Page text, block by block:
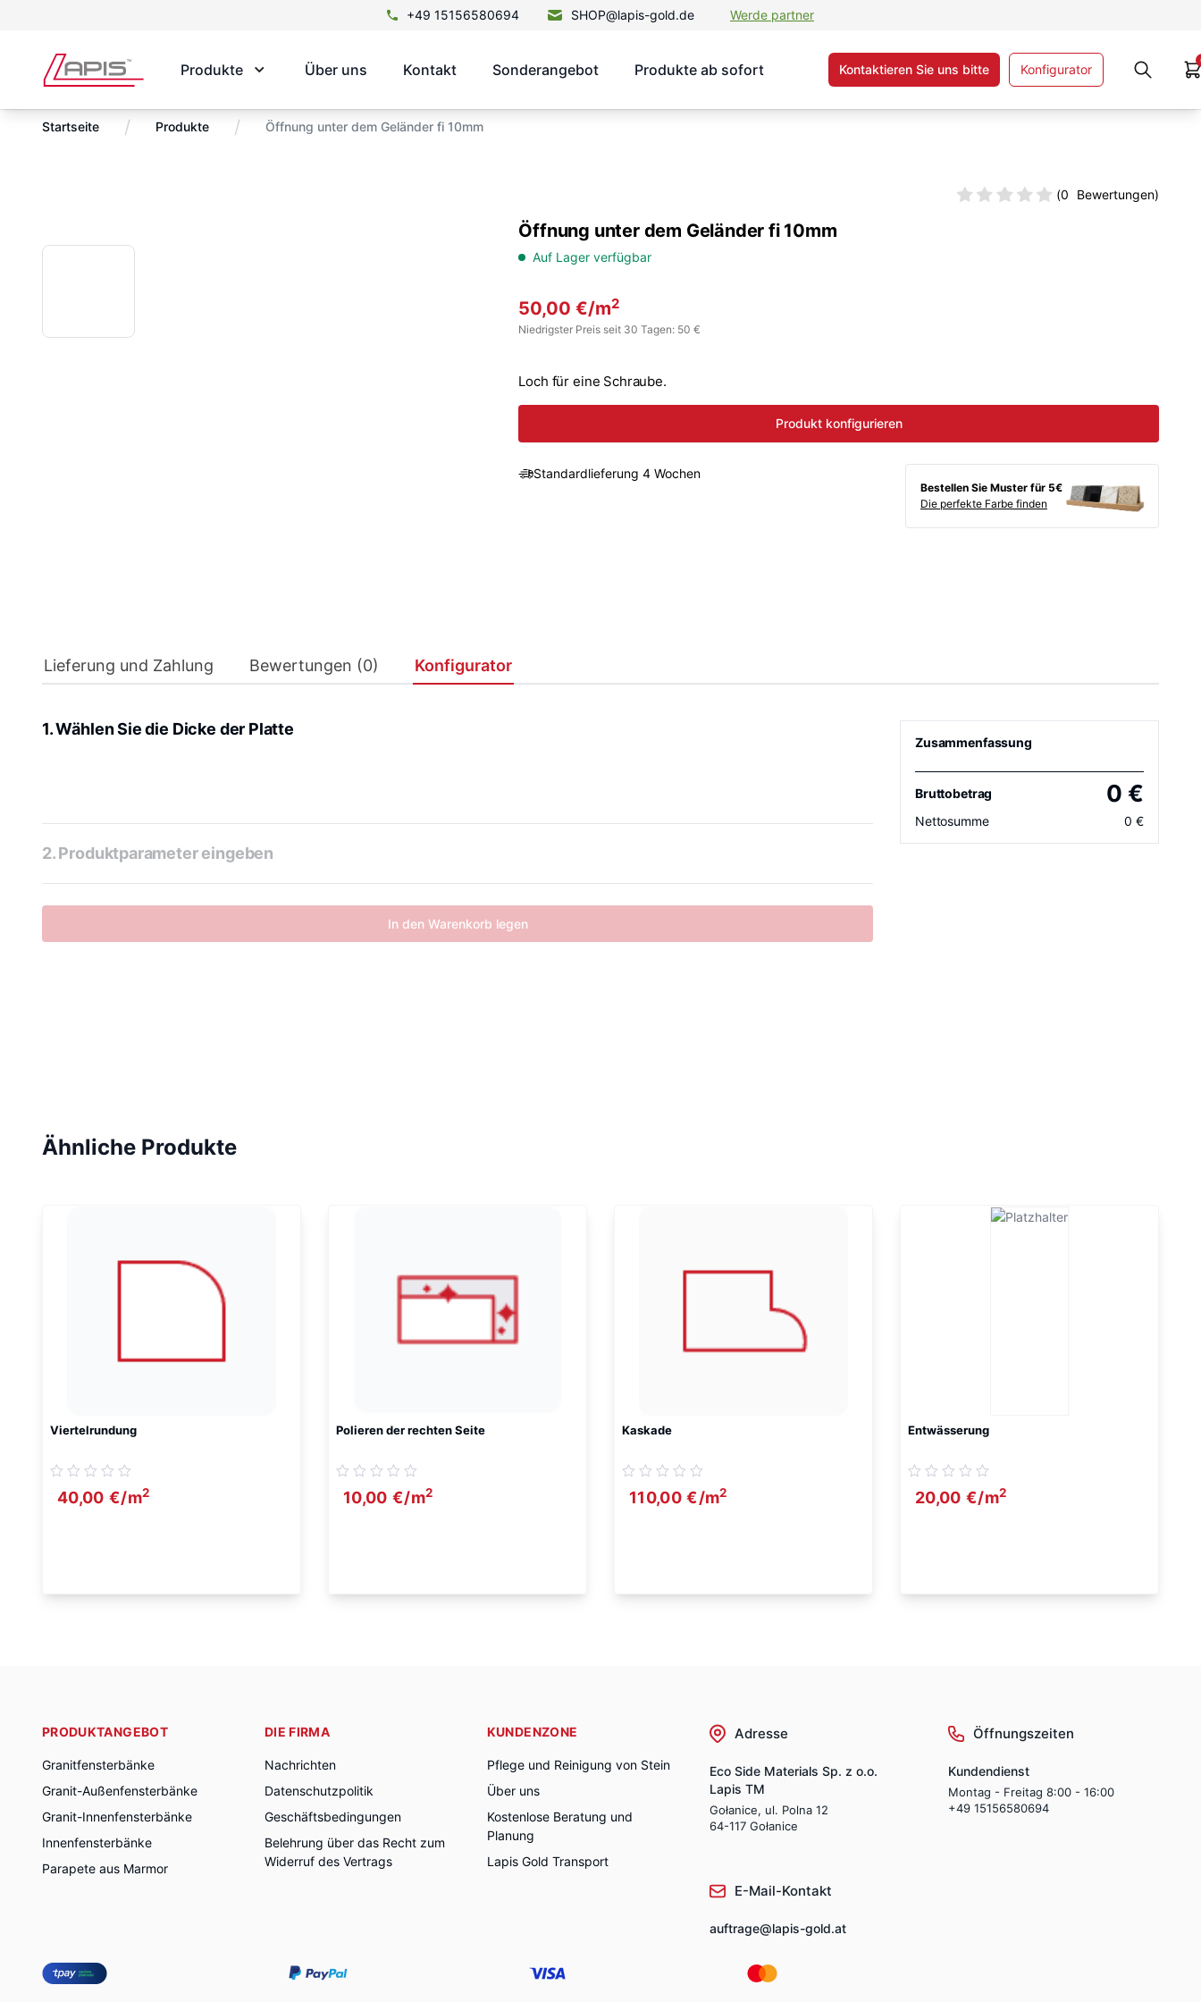
+49 15156580694 SHOP@lapis-gold.de Werde partner
Produkte Über uns Kontakt Sonderangebot Produkte ab sofort Kontaktieren Sie uns bitte Konfigurator
Startseite / Produkte / Öffnung unter dem Geländer fi 10mm
(0 Bewertungen)
Öffnung unter dem Geländer fi 10mm
Auf Lager verfügbar
50,00€/m2
Niedrigster Preis seit 30 Tagen: 50 €
Loch für eine Schraube.
Produkt konfigurieren
Standardlieferung 4 Wochen
Bestellen Sie Muster für 5€
Die perfekte Farbe finden
Lieferung und Zahlung Bewertungen (0) Konfigurator
1. Wählen Sie die Dicke der Platte
2. Produktparameter eingeben
In den Warenkorb legen
Zusammenfassung
Bruttobetrag 0 €
Nettosumme 0 €
Ähnliche Produkte
Viertelrundung
40,00 €/m2
Polieren der rechten Seite
10,00 €/m2
Kaskade
110,00 €/m2
Entwässerung
20,00 €/m2
PRODUKTANGEBOT
Granitfensterbänke
Granit-Außenfensterbänke
Granit-Innenfensterbänke
Innenfensterbänke
Parapete aus Marmor
DIE FIRMA
Nachrichten
Datenschutzpolitik
Geschäftsbedingungen
Belehrung über das Recht zum
Widerruf des Vertrags
KUNDENZONE
Pflege und Reinigung von Stein
Über uns
Kostenlose Beratung und
Planung
Lapis Gold Transport
Adresse
Eco Side Materials Sp. z o.o.
Lapis TM
Gołanice, ul. Polna 12
64-117 Gołanice
Öffnungszeiten
Kundendienst
Montag - Freitag 8:00 - 16:00
+49 15156580694
E-Mail-Kontakt
auftrage@lapis-gold.at